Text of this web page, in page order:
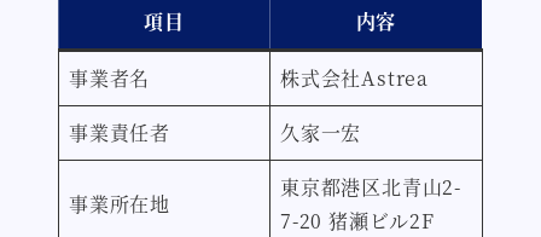
項目 内容
事業者名
株式会社Astrea
事業責任者
久家一宏
事業所在地
東京都港区北青山2-
7-20 猪瀬ビル2F